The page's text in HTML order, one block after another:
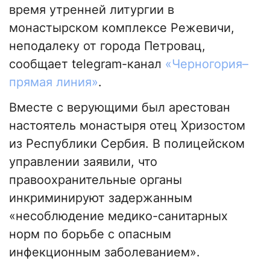
время утренней литургии в
монастырском комплексе Режевичи,
неподалеку от города Петровац,
сообщает telegram-канал «Черногория–
прямая линия».
Вместе с верующими был арестован
настоятель монастыря отец Хризостом
из Республики Сербия. В полицейском
управлении заявили, что
правоохранительные органы
инкриминируют задержанным
«несоблюдение медико-санитарных
норм по борьбе с опасным
инфекционным заболеванием».